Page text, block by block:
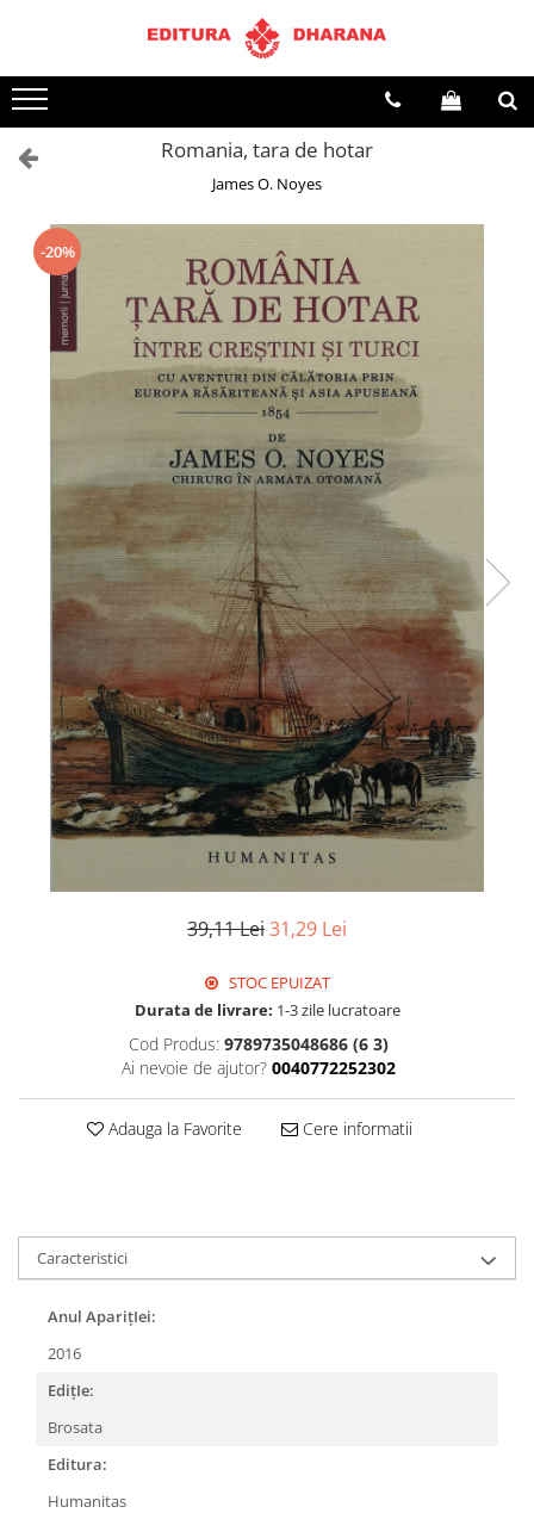
Terapii
Dietoterapie
Romania, tara de hotar
James O. Noyes
-20%
39,11 Lei31,29 Lei
STOC EPUIZAT
Durata de livrare: 1-3 zile lucratoare
Cod Produs: 9789735048686 (6 3)
Ai nevoie de ajutor? 0040772252302
Adauga la Favorite Cere informatii
Caracteristici
Anul AparițIei:
2016
EdițIe:
Brosata
Editura:
Humanitas